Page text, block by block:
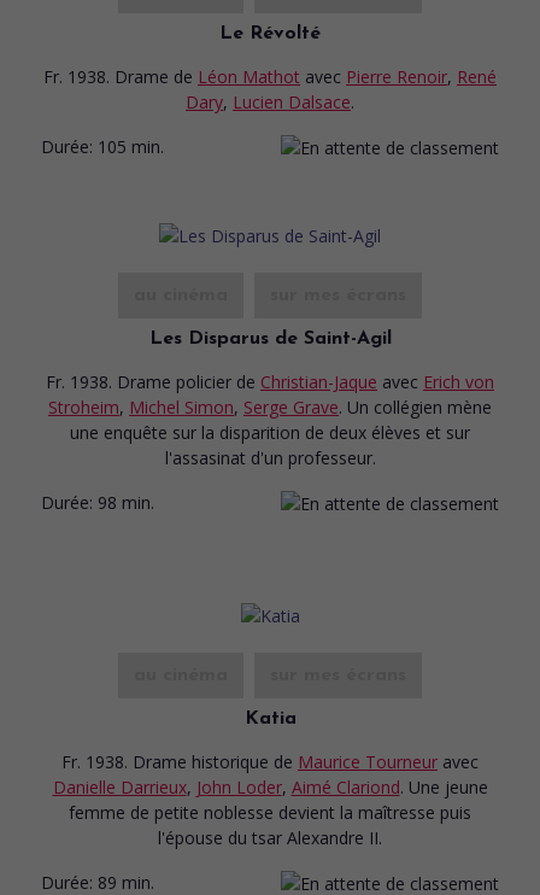
Le Révolté
Fr. 1938. Drame de Léon Mathot avec Pierre Renoir, René
Dary, Lucien Dalsace.
Durée: 105 min.
Les Disparus de Saint-Agil
Fr. 1938. Drame policier de Christian-Jaque avec Erich von
Stroheim, Michel Simon, Serge Grave. Un collégien mène
une enquête sur la disparition de deux élèves et sur
l'assasinat d'un professeur.
Durée: 98 min.
Katia
Fr. 1938. Drame historique de Maurice Tourneur avec
Danielle Darrieux, John Loder, Aimé Clariond. Une jeune
femme de petite noblesse devient la maîtresse puis
l'épouse du tsar Alexandre II.
Durée: 89 min.